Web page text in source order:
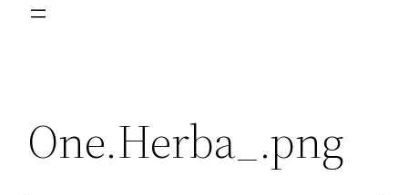
One.Herba_.png